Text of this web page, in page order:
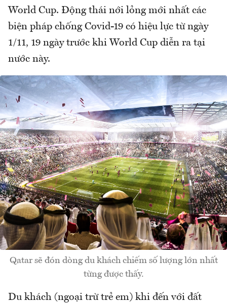
World Cup. Động thái nới lỏng mới nhất các
biện pháp chống Covid-19 có hiệu lực từ ngày
1/11, 19 ngày trước khi World Cup diễn ra tại
nước này.
Qatar sẽ đón dòng du khách chiếm số lượng lớn nhất
từng được thấy.
Du khách (ngoại trừ trẻ em) khi đến với đất